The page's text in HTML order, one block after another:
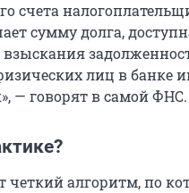
счета
сумму долга,
лиц в банке
— говорят в самой ФНС.
четкий алгоритм, по